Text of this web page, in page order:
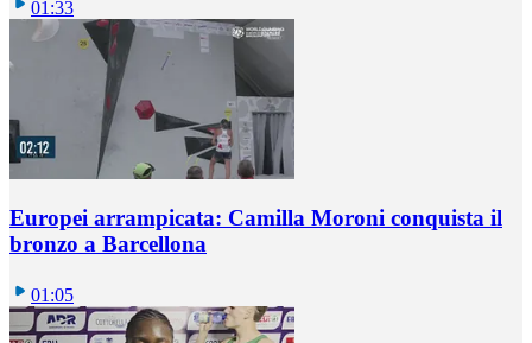
01:33
Europei arrampicata: Camilla Moroni conquista il
bronzo a Barcellona
01:05